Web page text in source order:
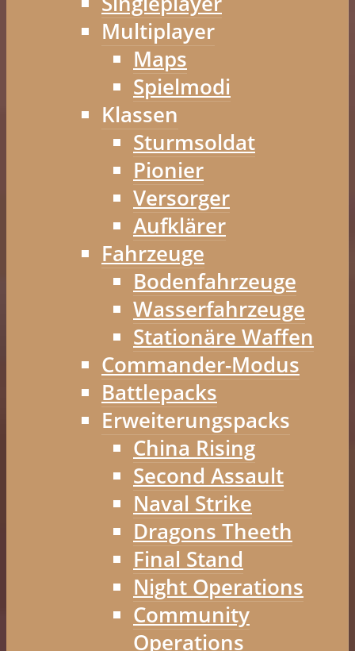
Multiplayer
Maps
Spielmodi
Klassen
Sturmsoldat
Pionier
Versorger
Aufklärer
Fahrzeuge
Bodenfahrzeuge
Wasserfahrzeuge
Stationäre Waffen
Commander-Modus
Battlepacks
Erweiterungspacks
China Rising
Second Assault
Naval Strike
Dragons Theeth
Final Stand
Night Operations
Community
Operations